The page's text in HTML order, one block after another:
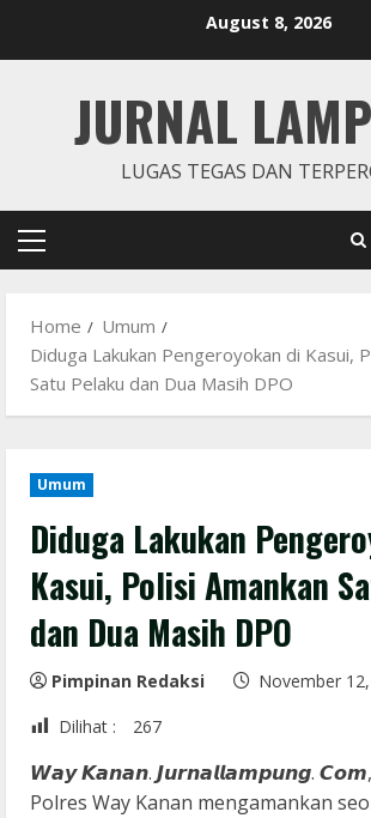
August 8, 2026
JURNAL
LUGAS TEGAS DAN
Primary
Home
Umum
Diduga Lakukan Pengeroyokan di Kasui,
Satu Pelaku dan Dua Masih DPO
Umum
Diduga Lakukan
Kasui, Polisi Amankan
dan Dua Masih DPO
Pimpinan Redaksi
November
Dilihat :
267
𝙒𝙖𝙮 𝙆𝙖𝙣𝙖𝙣. 𝙅𝙪𝙧𝙣𝙖𝙡𝙡𝙖𝙢𝙥𝙪𝙣𝙜.
Polres Way Kanan mengamankan